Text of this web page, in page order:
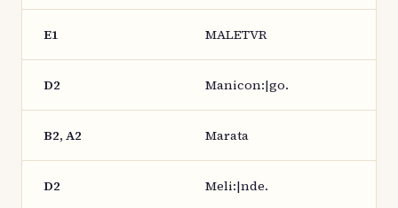
E1 MALETVR
D2 Manicon:|go.
B2, A2 Marata
D2 Meli:|nde.